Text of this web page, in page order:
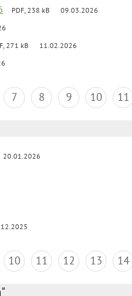
PDF, 238 kB 09.03.2026
271 kB 11.02.2026
7 8 9 10 11
20.01.2026
10 11 12 13 14